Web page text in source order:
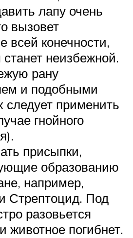
лапу очень
вызовет
всей конечности,
неизбежной.
рану
и подобными
следует применить
гнойного
присыпки,
образованию
например,
Стрептоцид. Под
разовьется
животное погибнет.